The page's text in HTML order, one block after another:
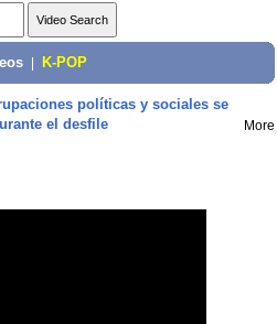
K-POP
políticas y sociales se
el desfile
More